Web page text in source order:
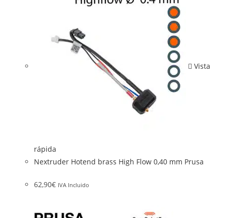
Vista
rápida
Nextruder Hotend brass High Flow 0,40 mm Prusa
62,90€ IVA Incluido